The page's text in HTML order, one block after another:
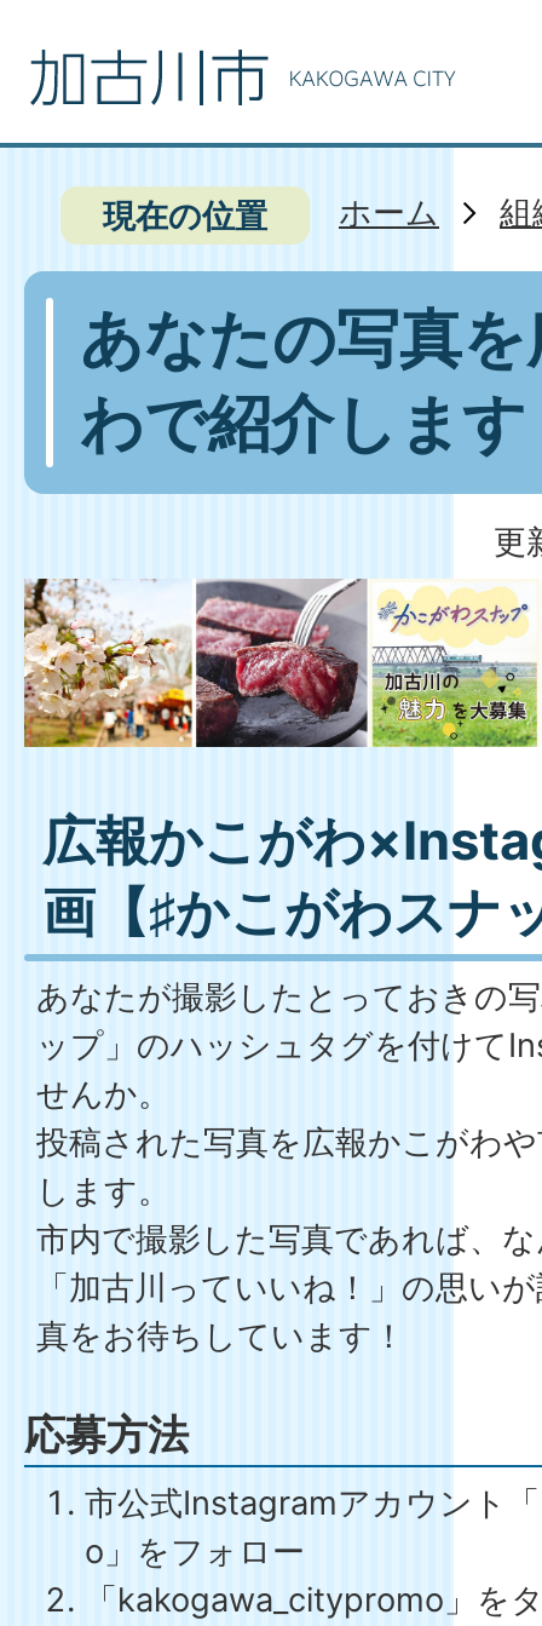
現在の位置 ホーム 組
あなたの写真
わで紹介します
更
広報かこがわ
画【♯かこがわスナ
あなたが撮影したとっておきの
ップ」のハッシュタグを付けて
せんか。
投稿された写真を広報かこがわ
します。
市内で撮影した写真であれば、
「加古川っていいね！」の思い
真をお待ちしています！
応募方法
市公式Instagramアカウント
o」をフォロー
「kakogawa_citypromo」を